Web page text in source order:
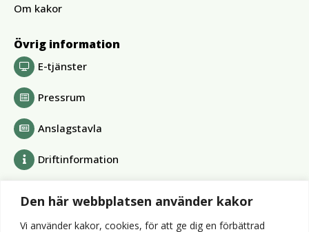
Den här webbplatsen använder kakor
Vi använder kakor, cookies, för att ge dig en förbättrad
Om kakor
Övrig information
E-tjänster
Pressrum
Anslagstavla
Driftinformation
Alvesta Renhållnings AB
Alvesta Energi AB